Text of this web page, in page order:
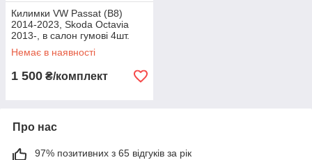
Килимки VW Passat (B8)
2014-2023, Skoda Octavia
2013-, в салон гумові 4шт.
Geyer & Hosaja Польща
(815/4C)
Немає в наявності
1 500 ₴/комплект
Про нас
97% позитивних з 65 відгуків за рік